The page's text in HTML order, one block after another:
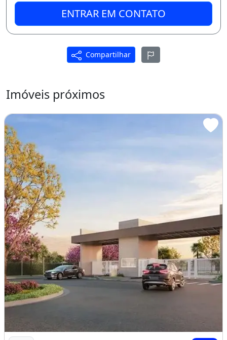
* Área Fitness;
* Playground;
e Saldo da Entrada em Ate 60 meses ).
-
A
GENDE SUA VISITA: ( 8 5 ) 9 8 6 5 9 .1 0 0 0 / 9
8 6 2 2 .3 2 5 3
CRECI 15.160
_______________________________________________
__________________
:T1FTLC
Piscina Varanda Área de serviço
ENTRAR EM CONTATO
Compartilhar
Imóveis próximos
Imagem: Casas em Condominio Fechado no Jereissate